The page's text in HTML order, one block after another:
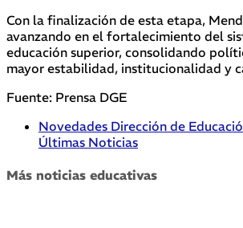
Con la finalización de esta etapa,
avanzando en el fortalecimiento del
educación superior, consolidando
mayor estabilidad, institucionalidad y
Fuente: Prensa DGE
Novedades Dirección de
Últimas Noticias
Más noticias educativas